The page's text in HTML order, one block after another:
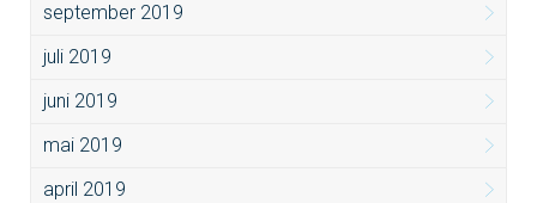
september 2019
juli 2019
juni 2019
mai 2019
april 2019